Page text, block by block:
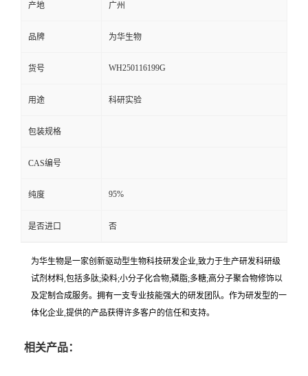
产地 广州
品牌 为华生物
货号 WH250116199G
用途 科研实验
包装规格
CAS编号
纯度 95%
是否进口 否
为华生物是一家创新驱动型生物科技研发企业,致力于生产研发科研级
试剂材料,包括多肽;染料;小分子化合物;磷脂;多糖;高分子聚合物修饰以
及定制合成服务。拥有一支专业技能强大的研发团队。作为研发型的一
体化企业,提供的产品获得许多客户的信任和支持。
相关产品：